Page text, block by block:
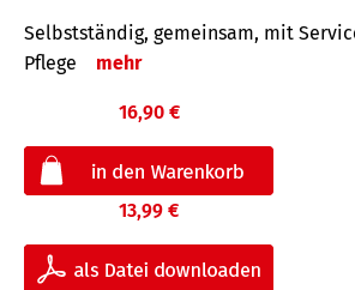
Selbstständig, gemeinsam, mit
Pflege
mehr
16,90 €
13,99 €